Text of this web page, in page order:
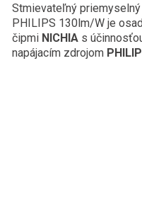
Stmievateľný
PHILIPS 130lm/W je
čipmi NICHIA s
napájacím zdrojom